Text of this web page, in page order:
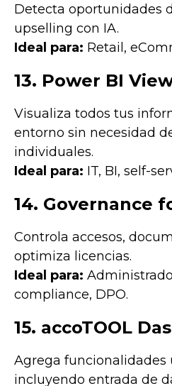
Detecta oportunidades
upselling con IA.
Ideal para: Retail,
13. Power BI
Visualiza todos tus
entorno sin necesidad
individuales.
Ideal para: IT, BI, self-
14. Governance
Controla accesos,
optimiza licencias.
Ideal para:
compliance, DPO.
15. accoTOOL
Agrega funcionalidades
incluyendo entrada de